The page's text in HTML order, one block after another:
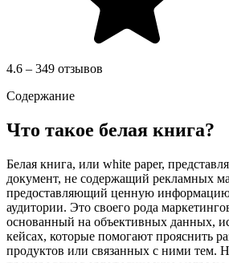
4.6 – 349 отзывов
Содержание
Что такое белая книга?
Белая книга, или white paper,
документ, не содержащий рекламных
предоставляющий ценную информацию
аудитории. Это своего рода
основанный на объективных данных,
кейсах, которые помогают прояснить
продуктов или связанных с ними тем.